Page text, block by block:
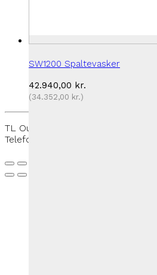
SW1200 Spaltevasker
42.940,00 kr.
(34.352,00 kr.)
TL Outdoor - Rantzausmindevej
Telefon: